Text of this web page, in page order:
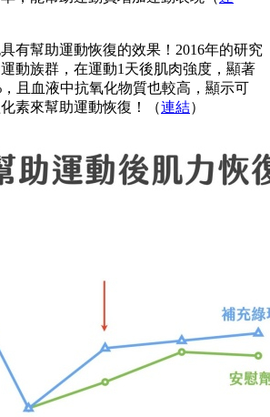
有幫助運動恢復的效果！2016年的研究
動族群，在運動1天後肌肉強度，顯著
且血液中抗氧化物質也較高，顯示可
素來幫助運動恢復！（連結）